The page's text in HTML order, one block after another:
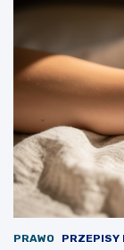
PRAWO PRZEPISY